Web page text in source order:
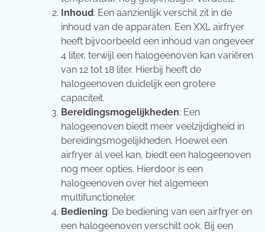
Inhoud: Een aanzienlijk verschil zit in de
inhoud van de apparaten. Een XXL airfryer
heeft bijvoorbeeld een inhoud van ongeveer
4 liter, terwijl een halogeenoven kan variëren
van 12 tot 18 liter. Hierbij heeft de
halogeenoven duidelijk een grotere
capaciteit.
Bereidingsmogelijkheden: Een
halogeenoven biedt meer veelzijdigheid in
bereidingsmogelijkheden. Hoewel een
airfryer al veel kan, biedt een halogeenoven
nog meer opties. Hierdoor is een
halogeenoven over het algemeen
multifunctioneler.
Bediening: De bediening van een airfryer en
een halogeenoven verschilt ook. Bij een